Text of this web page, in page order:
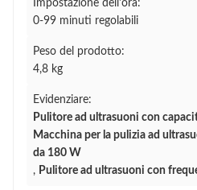
Impostazione dell'ora:
0-99 minuti regolabili
Peso del prodotto:
4,8 kg
Evidenziare:
Pulitore ad ultrasuoni con
Macchina per la pulizia ad
da 180 W
, Pulitore ad ultrasuoni con